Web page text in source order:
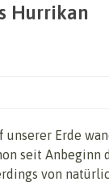
Hurrikan
unserer Erde
seit Anbeginn
von